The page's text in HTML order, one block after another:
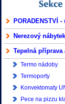
PORADENSTVÍ
Nerezový
Tepelná příprava
Termo nádoby
Termoporty
Konvektomaty
generace
Pece na pizzu